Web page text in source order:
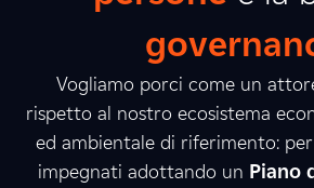
Vogliamo porci come un
rispetto al nostro ecosistema
ed ambientale di riferimento:
impegnati adottando un Piano